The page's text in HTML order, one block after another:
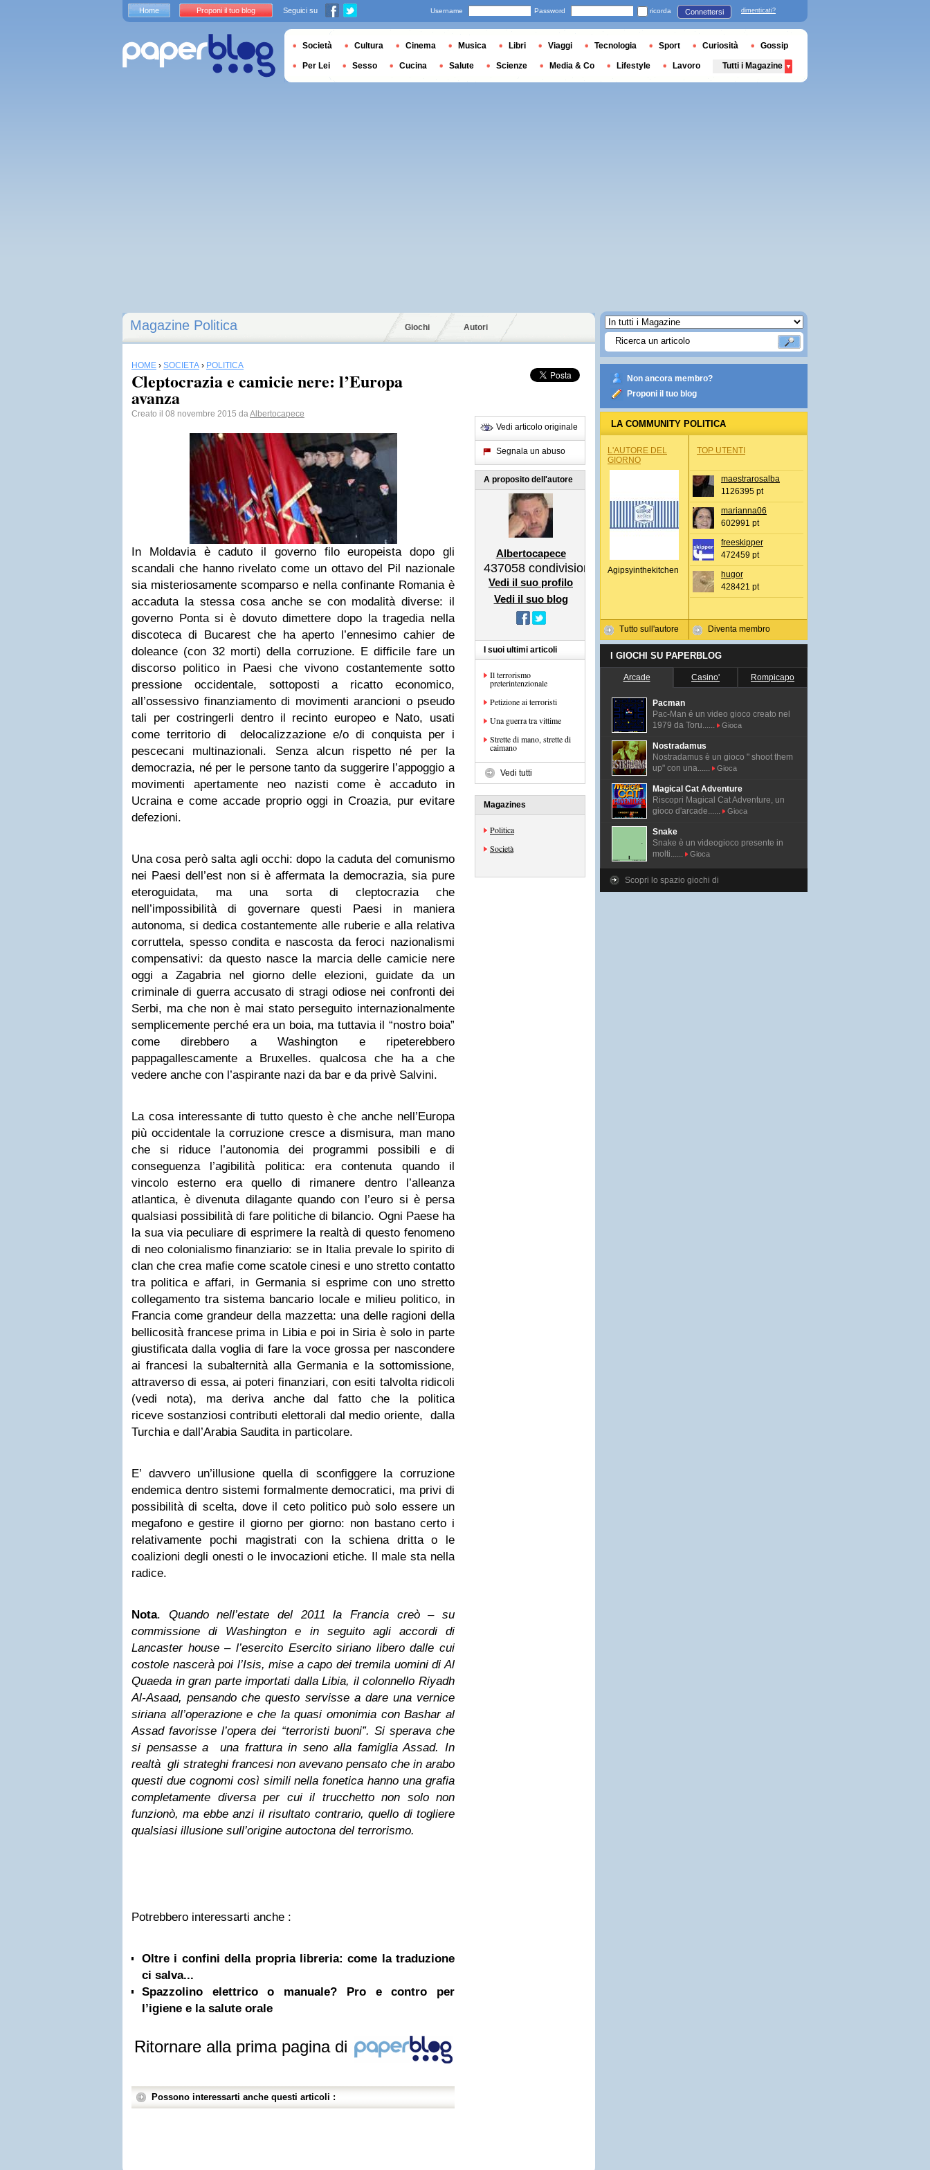
Magazine Politica Giochi Autori
HOME › SOCIETÀ › POLITICA
Cleptocrazia e camicie nere: l’Europa
avanza
Creato il 08 novembre 2015 daAlbertocapece
In Moldavia è caduto il governo filo europeista dopo gli
scandali che hanno rivelato come un ottavo del Pil nazionale
sia misteriosamente scomparso e nella confinante Romania è
accaduta la stessa cosa anche se con modalità diverse: il
governo Ponta si è dovuto dimettere dopo la tragedia nella
discoteca di Bucarest che ha aperto l’ennesimo cahier de
doleance (con 32 morti) della corruzione. E difficile fare un
discorso politico in Paesi che vivono costantemente sotto
pressione occidentale, sottoposti a ricatto economico,
all’ossessivo finanziamento di movimenti arancioni o pseudo
tali per costringerli dentro il recinto europeo e Nato, usati
come territorio di delocalizzazione e/o di conquista per i
pescecani multinazionali. Senza alcun rispetto né per la
democrazia, né per le persone tanto da suggerire l’appoggio a
movimenti apertamente neo nazisti come è accaduto in
Ucraina e come accade proprio oggi in Croazia, pur evitare
defezioni.
Una cosa però salta agli occhi: dopo la caduta del comunismo
nei Paesi dell’est non si è affermata la democrazia, sia pure
eteroguidata, ma una sorta di cleptocrazia che
nell’impossibilità di governare questi Paesi in maniera
autonoma, si dedica costantemente alle ruberie e alla relativa
corruttela, spesso condita e nascosta da feroci nazionalismi
compensativi: da questo nasce la marcia delle camicie nere
oggi a Zagabria nel giorno delle elezioni, guidate da un
criminale di guerra accusato di stragi odiose nei confronti dei
Serbi, ma che non è mai stato perseguito internazionalmente
semplicemente perché era un boia, ma tuttavia il “nostro boia”
come direbbero a Washington e ripeterebbero
pappagallescamente a Bruxelles. qualcosa che ha a che
vedere anche con l’aspirante nazi da bar e da privè Salvini.
La cosa interessante di tutto questo è che anche nell’Europa
più occidentale la corruzione cresce a dismisura, man mano
che si riduce l’autonomia dei programmi possibili e di
conseguenza l’agibilità politica: era contenuta quando il
vincolo esterno era quello di rimanere dentro l’alleanza
atlantica, è divenuta dilagante quando con l’euro si è persa
qualsiasi possibilità di fare politiche di bilancio. Ogni Paese ha
la sua via peculiare di esprimere la realtà di questo fenomeno
di neo colonialismo finanziario: se in Italia prevale lo spirito di
clan che crea mafie come scatole cinesi e uno stretto contatto
tra politica e affari, in Germania si esprime con uno stretto
collegamento tra sistema bancario locale e milieu politico, in
Francia come grandeur della mazzetta: una delle ragioni della
bellicosità francese prima in Libia e poi in Siria è solo in parte
giustificata dalla voglia di fare la voce grossa per nascondere
ai francesi la subalternità alla Germania e la sottomissione,
attraverso di essa, ai poteri finanziari, con esiti talvolta ridicoli
(vedi nota), ma deriva anche dal fatto che la politica
riceve sostanziosi contributi elettorali dal medio oriente, dalla
Turchia e dall’Arabia Saudita in particolare.
E’ davvero un’illusione quella di sconfiggere la corruzione
endemica dentro sistemi formalmente democratici, ma privi di
possibilità di scelta, dove il ceto politico può solo essere un
megafono e gestire il giorno per giorno: non bastano certo i
relativamente pochi magistrati con la schiena dritta o le
coalizioni degli onesti o le invocazioni etiche. Il male sta nella
radice.
Nota. Quando nell’estate del 2011 la Francia creò – su
commissione di Washington e in seguito agli accordi di
Lancaster house – l’esercito Esercito siriano libero dalle cui
costole nascerà poi l’Isis, mise a capo dei tremila uomini di Al
Quaeda in gran parte importati dalla Libia, il colonnello Riyadh
Al-Asaad, pensando che questo servisse a dare una vernice
siriana all’operazione e che la quasi omonimia con Bashar al
Assad favorisse l’opera dei “terroristi buoni”. Si sperava che
si pensasse a una frattura in seno alla famiglia Assad. In
realtà gli strateghi francesi non avevano pensato che in arabo
questi due cognomi così simili nella fonetica hanno una grafia
completamente diversa per cui il trucchetto non solo non
funzionò, ma ebbe anzi il risultato contrario, quello di togliere
qualsiasi illusione sull’origine autoctona del terrorismo.
Potrebbero interessarti anche :
Oltre i confini della propria libreria: come la traduzione
ci salva...
Spazzolino elettrico o manuale? Pro e contro per
l’igiene e la salute orale
Ritornare alla prima pagina di
Possono interessarti anche questi articoli :
Vedi articolo originale
Segnala un abuso
A proposito dell'autore
Albertocapece
437058 condivisioni
Vedi il suo profilo
Vedi il suo blog
I suoi ultimi articoli
Il terrorismo
preterintenzionale
Petizione ai terroristi
Una guerra tra vittime
Strette di mano, strette di
caimano
Vedi tutti
Magazines
Politica
Società
Non ancora membro?
Proponi il tuo blog
LA COMMUNITY POLITICA
L'AUTORE DEL
GIORNO
Agipsyinthekitchen
Tutto sull'autore
TOP UTENTI
maestrarosalba
1126395 pt
marianna06
602991 pt
freeskipper
472459 pt
hugor
428421 pt
Diventa membro
I GIOCHI SU PAPERBLOG
Arcade Casino' Rompicapo
Pacman
Pac-Man é un video gioco creato nel
1979 da Toru......
Gioca
Nostradamus
Nostradamus è un gioco " shoot them
up" con una......
Gioca
Magical Cat Adventure
Riscopri Magical Cat Adventure, un
gioco d'arcade......
Gioca
Snake
Snake è un videogioco presente in
molti......
Gioca
Scopri lo spazio giochi di
Home Proponi il tuo blog Seguici su Username Password ricorda Connettersi dimenticati?
Società Cultura Cinema Musica Libri Viaggi Tecnologia Sport Curiosità Gossip
Per Lei Sesso Cucina Salute Scienze Media & Co Lifestyle Lavoro Tutti i Magazine